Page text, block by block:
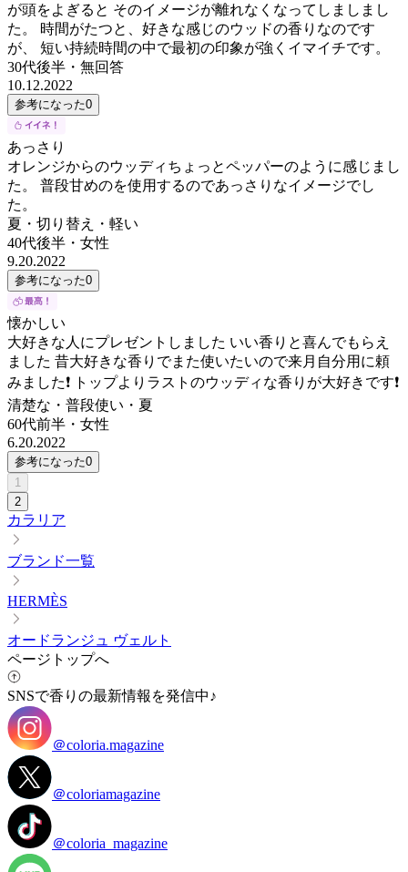
が頭をよぎると そのイメージが離れなくなってしましまし
た。 時間がたつと、好きな感じのウッドの香りなのです
が、 短い持続時間の中で最初の印象が強くイマイチです。
30代後半 ・ 無回答
10.12.2022
参考になった0
あっさり
オレンジからのウッディちょっとペッパーのように感じまし
た。 普段甘めのを使用するのであっさりなイメージでし
た。
夏・切り替え・軽い
40代後半 ・ 女性
9.20.2022
参考になった0
懐かしい
大好きな人にプレゼントしました いい香りと喜んでもらえ
ました 昔大好きな香りでまた使いたいので来月自分用に頼
みました❗ トップよりラストのウッディな香りが大好きです❗
清楚な・普段使い・夏
60代前半 ・ 女性
6.20.2022
参考になった0
1
2
カラリア
ブランド一覧
HERMÈS
オードランジュ ヴェルト
ページトップへ
SNSで香りの最新情報を発信中♪
＠coloria.magazine
＠coloriamagazine
＠coloria_magazine